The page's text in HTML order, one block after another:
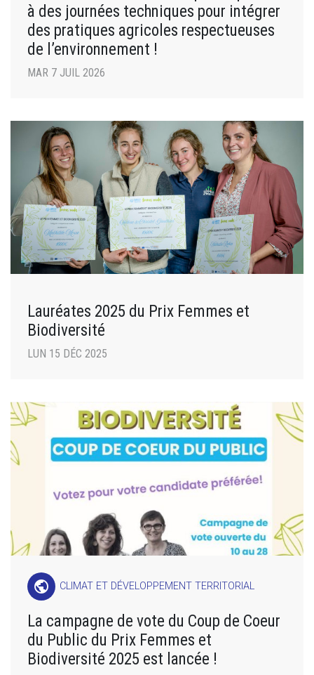
à des journées techniques pour intégrer
des pratiques agricoles respectueuses
de l’environnement !
MAR 7 JUIL 2026
Lauréates 2025 du Prix Femmes et
Biodiversité
LUN 15 DÉC 2025
public CLIMAT ET DÉVELOPPEMENT TERRITORIAL
La campagne de vote du Coup de Coeur
du Public du Prix Femmes et
Biodiversité 2025 est lancée !